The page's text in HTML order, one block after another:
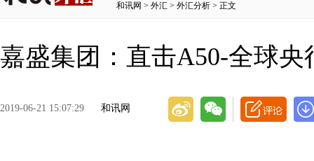
和讯网 > 外汇 > 外汇分析 > 正文
嘉盛集团：直击A50-全球
2019-06-21 15:07:29 和讯网